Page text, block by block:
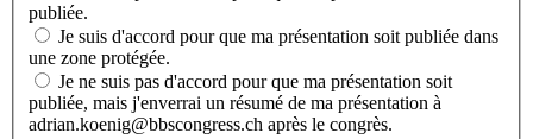
publiée.
une zone protégée.
publiée, mais j'enverrai un résumé de ma présentation à
adrian.koenig@bbscongress.ch après le congrès.